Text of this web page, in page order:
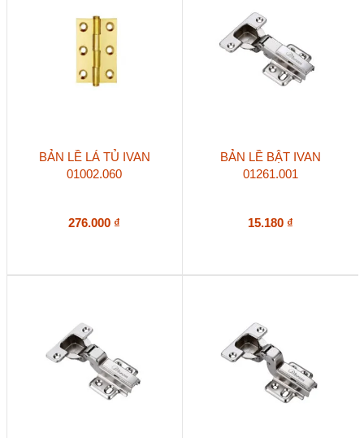
BẢN LỀ LÁ TỦ IVAN
01002.060
276.000 ₫
BẢN LỀ BẬT IVAN
01261.001
15.180 ₫